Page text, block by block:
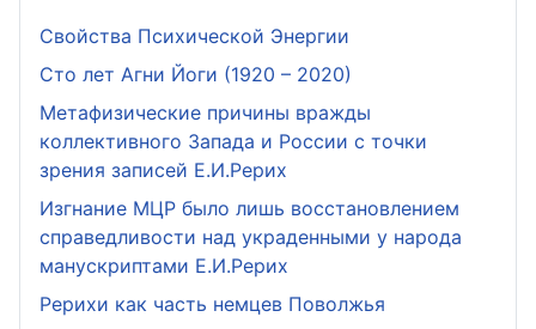
Свойства Психической Энергии
Сто лет Агни Йоги (1920 – 2020)
Метафизические причины вражды
коллективного Запада и России с точки
зрения записей Е.И.Рерих
Изгнание МЦР было лишь восстановлением
справедливости над украденными у народа
манускриптами Е.И.Рерих
Рерихи как часть немцев Поволжья